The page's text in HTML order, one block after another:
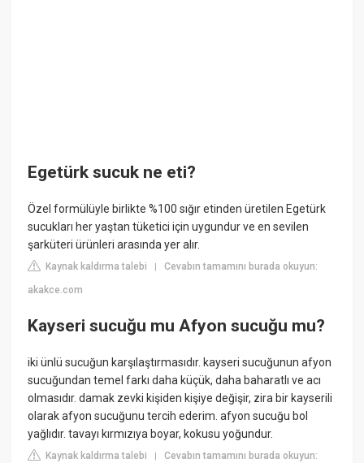
Egetürk sucuk ne eti?
Özel formülüyle birlikte %100 sığır etinden üretilen Egetürk
sucukları her yaştan tüketici için uygundur ve en sevilen
şarküteri ürünleri arasında yer alır.
Kaynak kaldırma talebi |Cevabın tamamını burada okuyun:
akakce.com
Kayseri sucuğu mu Afyon sucuğu mu?
iki ünlü sucuğun karşılaştırmasıdır. kayseri sucuğunun afyon
sucuğundan temel farkı daha küçük, daha baharatlı ve acı
olmasıdır. damak zevki kişiden kişiye değişir, zira bir kayserili
olarak afyon sucuğunu tercih ederim. afyon sucuğu bol
yağlıdır. tavayı kırmızıya boyar, kokusu yoğundur.
Kaynak kaldırma talebi |Cevabın tamamını burada okuyun: